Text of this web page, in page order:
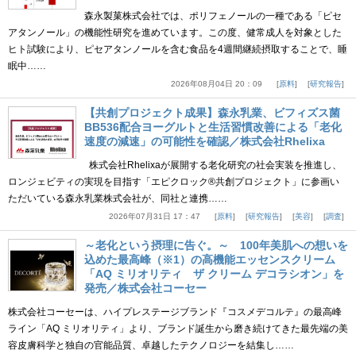
森永製菓株式会社では、ポリフェノールの一種である「ピセ
アタンノール」の機能性研究を進めています。この度、健常成人を対象とした
ヒト試験により、ピセアタンノールを含む食品を4週間継続摂取することで、睡
眠中……
2026年08月04日 20：09 原料 研究報告
【共創プロジェクト成果】森永乳業、ビフィズス菌
BB536配合ヨーグルトと生活習慣改善による「老化
速度の減速」の可能性を確認／株式会社Rhelixa
株式会社Rhelixaが展開する老化研究の社会実装を推進し、
ロンジェビティの実現を目指す「エピクロック®共創プロジェクト」に参画い
ただいている森永乳業株式会社が、同社と連携……
2026年07月31日 17：47 原料 研究報告 美容 調査
～老化という摂理に告ぐ。～ 100年美肌への想いを
込めた最高峰（※1）の高機能エッセンスクリーム
「AQ ミリオリティ ザ クリーム デコラシオン」を
発売／株式会社コーセー
株式会社コーセーは、ハイプレステージブランド『コスメデコルテ』の最高峰
ライン「AQ ミリオリティ」より、ブランド誕生から磨き続けてきた最先端の美
容皮膚科学と独自の官能品質、卓越したテクノロジーを結集し……